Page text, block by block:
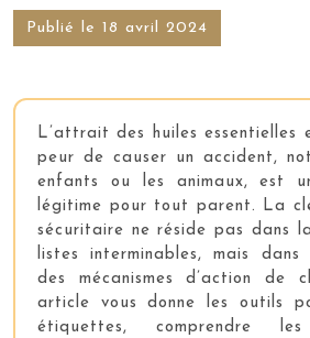
Publié le 18 avril 2024
L’attrait des huiles essentielles
peur de causer un accident,
enfants ou les animaux, est
légitime pour tout parent. La
sécuritaire ne réside pas dans
listes interminables, mais dans
des mécanismes d’action de
article vous donne les outils
étiquettes, comprendre